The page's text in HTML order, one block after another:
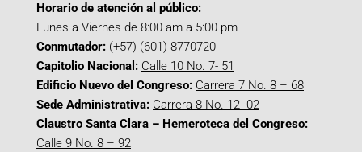
Horario de atención al público:
Lunes a Viernes de 8:00 am a 5:00 pm
Conmutador: (+57) (601) 8770720
Capitolio Nacional: Calle 10 No. 7- 51
Edificio Nuevo del Congreso: Carrera 7 No. 8 – 68
Sede Administrativa: Carrera 8 No. 12- 02
Claustro Santa Clara – Hemeroteca del Congreso:
Calle 9 No. 8 – 92